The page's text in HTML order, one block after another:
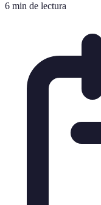
6 min de lectura